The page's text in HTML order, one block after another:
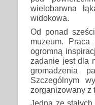
wielobarwna
widokowa.
Od ponad
muzeum. Praca
ogromną
zadanie jest dla
gromadzenia
Szczególnym
zorganizowany z
Jedną ze